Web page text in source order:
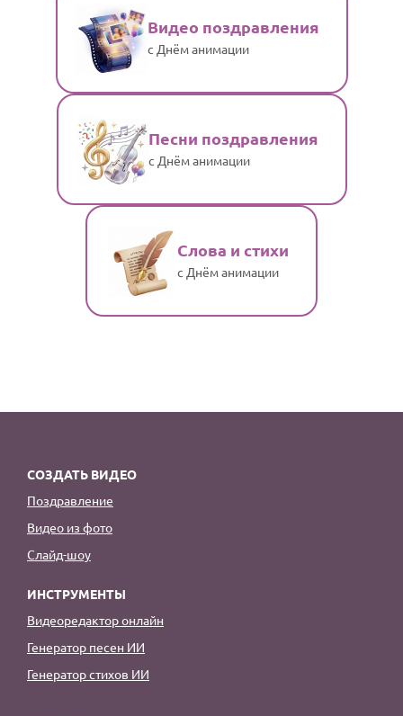
Видео поздравления
с Днём анимации
Песни поздравления
с Днём анимации
Слова и стихи
с Днём анимации
СОЗДАТЬ ВИДЕО
Поздравление
Видео из фото
Слайд-шоу
ИНСТРУМЕНТЫ
Видеоредактор онлайн
Генератор песен ИИ
Генератор стихов ИИ